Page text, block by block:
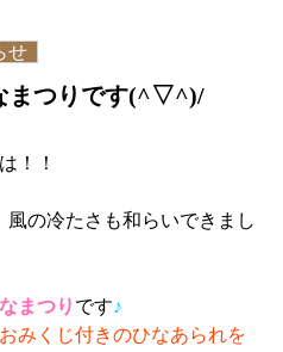
せ
まつりです(^▽^)/
！！
風の冷たさも和らいできまし
まつり です♪
おみくじ付きのひなあられを